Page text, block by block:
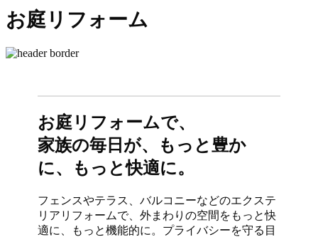
お庭リフォーム
お庭リフォームで、
家族の毎日が、もっと豊か
に、もっと快適に。
フェンスやテラス、バルコニーなどのエクステ
リアリフォームで、外まわりの空間をもっと快
適に、もっと機能的に。プライバシーを守る目